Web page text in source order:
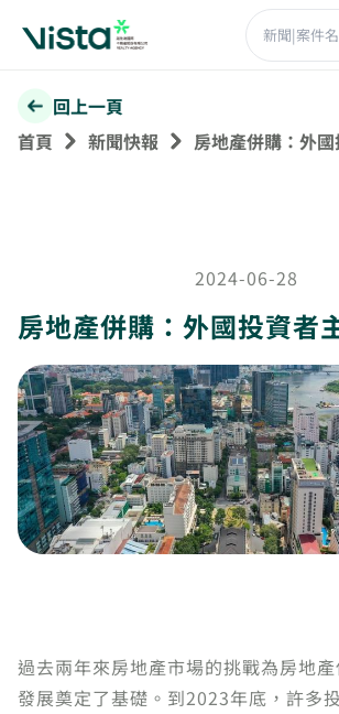
回上一頁
首頁
新聞快報 房地產併購：外
2024-06-28
房地產併購：外國投資者
過去兩年來房地產市場的挑戰為房地
發展奠定了基礎。到2023年底，許多